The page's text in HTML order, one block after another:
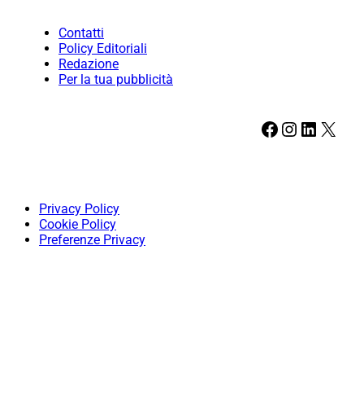
Contatti
Policy Editoriali
Redazione
Per la tua pubblicità
Facebook Instagram LinkedIn X
Privacy Policy
Cookie Policy
Preferenze Privacy